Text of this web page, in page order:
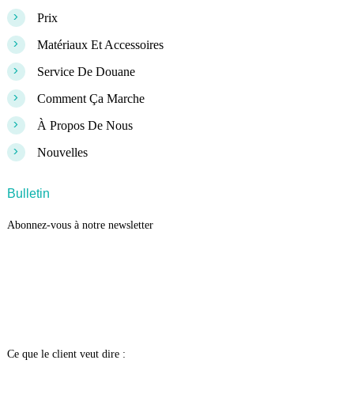
> Prix
> Matériaux Et Accessoires
> Service De Douane
> Comment Ça Marche
> À Propos De Nous
> Nouvelles
Bulletin
Abonnez-vous à notre newsletter
Ce que le client veut dire :